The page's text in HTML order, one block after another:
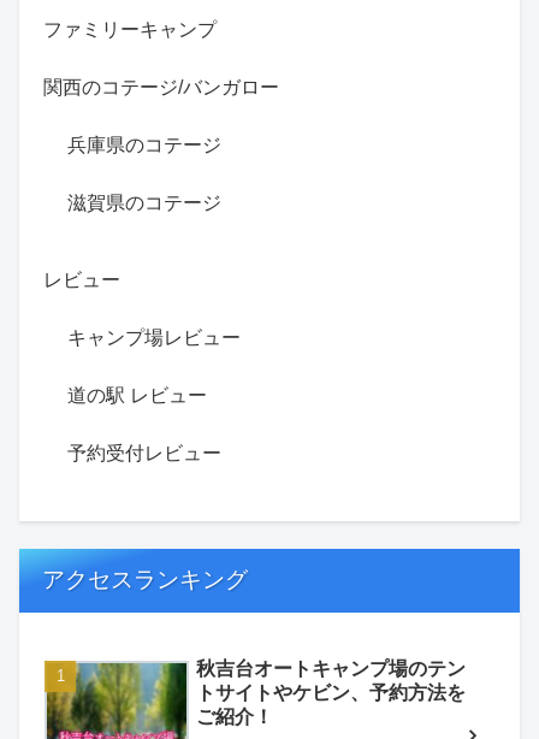
ファミリーキャンプ
関西のコテージ/バンガロー
兵庫県のコテージ
滋賀県のコテージ
レビュー
キャンプ場レビュー
道の駅 レビュー
予約受付レビュー
アクセスランキング
秋吉台オートキャンプ場のテン
トサイトやケビン、予約方法を
ご紹介！